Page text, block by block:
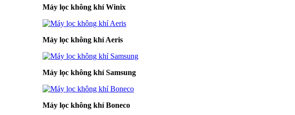
Máy lọc không khí Winix
Máy lọc không khí Aeris
Máy lọc không khí Samsung
Máy lọc không khí Boneco